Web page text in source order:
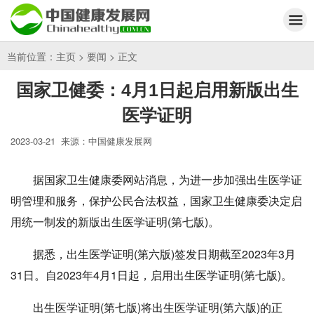
当前位置： 主页 > 要闻 > 正文
国家卫健委：4月1日起启用新版出生
医学证明
2023-03-21 来源：中国健康发展网
据国家卫生健康委网站消息，为进一步加强出生医学证
明管理和服务，保护公民合法权益，国家卫生健康委决定启
用统一制发的新版出生医学证明(第七版)。
据悉，出生医学证明(第六版)签发日期截至2023年3月
31日。自2023年4月1日起，启用出生医学证明(第七版)。
出生医学证明(第七版)将出生医学证明(第六版)的正